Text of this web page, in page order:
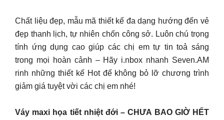
Chất liệu đẹp, mẫu mã thiết kế đa dạng hướng đến vẻ
đẹp thanh lịch, tự nhiên chốn công sở. Luôn chú trọng
tính ứng dụng cao giúp các chị em tự tin toả sáng
trong mọi hoàn cảnh – Hãy i.nbox nhanh Seven.AM
rinh những thiết kế Hot để không bỏ lỡ chương trình
giảm giá tuyệt vời các chị em nhé!
Váy maxi họa tiết nhiệt đới – CHƯA BAO GIỜ HẾT